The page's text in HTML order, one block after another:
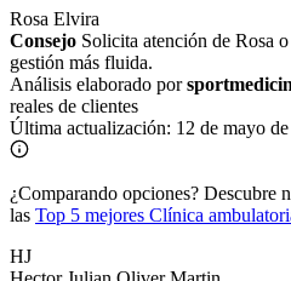
Rosa Elvira
Consejo Solicita atención de Rosa
gestión más fluida.
Análisis elaborado por
reales de clientes
Última actualización: 12 de mayo
¿Comparando opciones? Descubre
las Top 5 mejores Clínica
HJ